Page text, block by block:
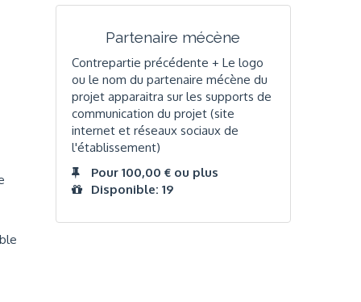
Partenaire mécène
Contrepartie précédente + Le logo
ou le nom du partenaire mécène du
projet apparaitra sur les supports de
communication du projet (site
internet et réseaux sociaux de
l'établissement)
Pour 100,00 € ou plus
Disponible: 19